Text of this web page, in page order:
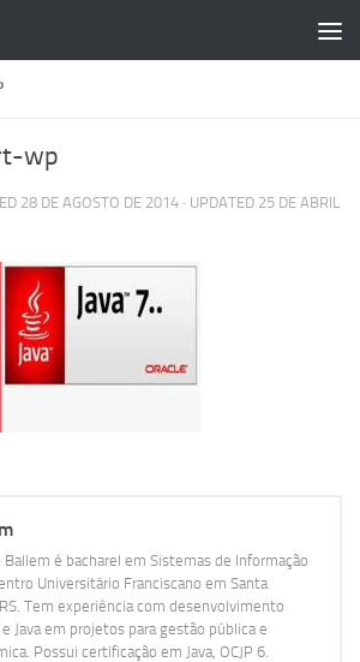
wp
28 DE AGOSTO DE 2014 · UPDATED 25 DE ABRIL
Ballem é bacharel em Sistemas de Informação
Universitário Franciscano em Santa
Tem experiência com desenvolvimento
Java em projetos para gestão pública e
Possui certificação em Java, OCJP 6.